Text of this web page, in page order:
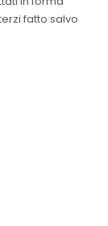
fatto salvo